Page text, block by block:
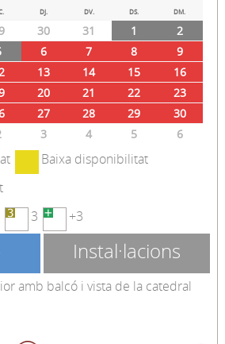
Next
DJ. DV. DS. DM.
30 31 1
2
6 7 8
9
13 14 15
16
20 21 22
23
27 28 29
30
3 4 5 6
Baixa disponibilitat
3 +3
Instal·lacions
amb balcó i vista de la catedral